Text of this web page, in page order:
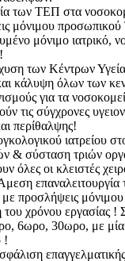
των ΤΕΠ στα
μόνιμου
μόνιμο ιατρικό,
των Κέντρων
κάλυψη όλων των
για τα
τις σύγχρονες
περίθαλψης!
ιατρείου
& σύσταση τριών
όλες οι κλειστές
προσλήψεις
χρόνου εργασίας !
6ωρο, 30ωρο, με
!
επαγγελματικής